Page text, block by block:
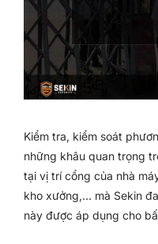
Kiểm tra, kiểm soát
những khâu quan trọng
tại vị trí cổng của nhà
kho xưởng,… mà Sekin
này được áp dụng cho